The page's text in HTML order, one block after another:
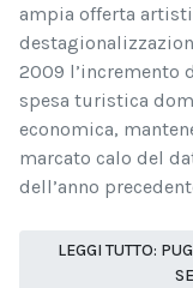
ampia offerta
2009 l’incremento
spesa turistica
economica,
marcato calo del
dell’anno
LEGGI TUTTO: